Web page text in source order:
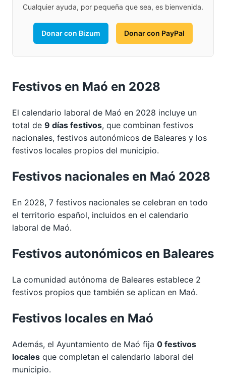
Cualquier ayuda, por pequeña que sea, es bienvenida.
Donar con Bizum Donar con PayPal
Festivos en Maó en 2028
El calendario laboral de Maó en 2028 incluye un
total de 9 días festivos, que combinan festivos
nacionales, festivos autonómicos de Baleares y los
festivos locales propios del municipio.
Festivos nacionales en Maó 2028
En 2028, 7 festivos nacionales se celebran en todo
el territorio español, incluidos en el calendario
laboral de Maó.
Festivos autonómicos en Baleares
La comunidad autónoma de Baleares establece 2
festivos propios que también se aplican en Maó.
Festivos locales en Maó
Además, el Ayuntamiento de Maó fija 0 festivos
locales que completan el calendario laboral del
municipio.